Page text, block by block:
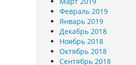
Февраль 2019
Январь 2019
Декабрь 2018
Ноябрь 2018
Октябрь 2018
Сентябрь 2018